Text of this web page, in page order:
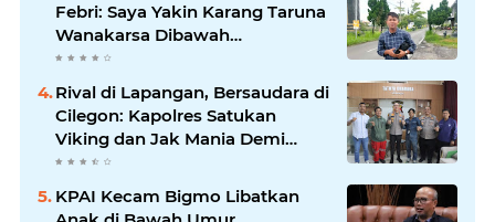
Febri: Saya Yakin Karang Taruna
Wanakarsa Dibawah
Kepemimpinan Bung Entus
Jauh Membawa Manfaat
Rival di Lapangan, Bersaudara di
Cilegon: Kapolres Satukan
Viking dan Jak Mania Demi
Nobar Damai Piala Presiden
KPAI Kecam Bigmo Libatkan